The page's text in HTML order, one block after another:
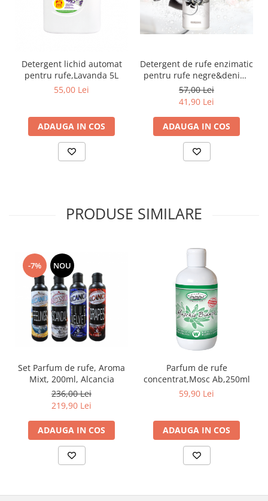
Detergent lichid automat
pentru rufe,Lavanda 5L
55,00 Lei
ADAUGA IN COS
Detergent de rufe enzimatic
pentru rufe negre&denim,
Nero Therapy, 750ml
57,00 Lei
41,90 Lei
ADAUGA IN COS
PRODUSE SIMILARE
-7% NOU
Set Parfum de rufe, Aroma
Mixt, 200ml, Alcancia
236,00 Lei
219,90 Lei
ADAUGA IN COS
Parfum de rufe
concentrat,Mosc Ab,250ml
59,90 Lei
ADAUGA IN COS